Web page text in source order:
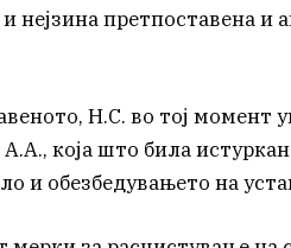
нејзина претпоставена и
Н.С. во тој момент
која што била
и обезбедувањето на